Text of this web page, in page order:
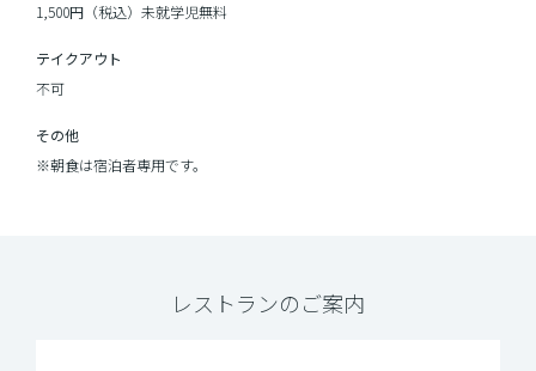
1,500円（税込）未就学児無料
テイクアウト
不可
その他
※朝食は宿泊者専用です。
レストランのご案内